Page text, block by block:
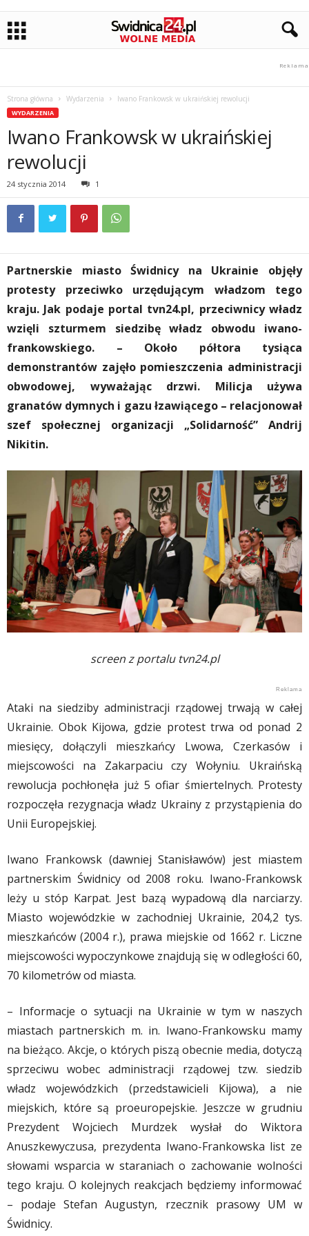
Strona główna Wydarzenia Iwano Frankowsk w ukraińskiej rewolucji
WYDARZENIA
Iwano Frankowsk w ukraińskiej
rewolucji
24 stycznia 2014 1
Partnerskie miasto Świdnicy na Ukrainie objęły
protesty przeciwko urzędującym władzom tego
kraju. Jak podaje portal tvn24.pl, przeciwnicy władz
wzięli szturmem siedzibę władz obwodu iwano-
frankowskiego. – Około półtora tysiąca
demonstrantów zajęło pomieszczenia administracji
obwodowej, wyważając drzwi. Milicja używa
granatów dymnych i gazu łzawiącego – relacjonował
szef społecznej organizacji „Solidarność” Andrij
Nikitin.
screen z portalu tvn24.pl
Ataki na siedziby administracji rządowej trwają w całej
Ukrainie. Obok Kijowa, gdzie protest trwa od ponad 2
miesięcy, dołączyli mieszkańcy Lwowa, Czerkasów i
miejscowości na Zakarpaciu czy Wołyniu. Ukraińską
rewolucja pochłonęła już 5 ofiar śmiertelnych. Protesty
rozpoczęła rezygnacja władz Ukrainy z przystąpienia do
Unii Europejskiej.
Iwano Frankowsk (dawniej Stanisławów) jest miastem
partnerskim Świdnicy od 2008 roku. Iwano-Frankowsk
leży u stóp Karpat. Jest bazą wypadową dla narciarzy.
Miasto wojewódzkie w zachodniej Ukrainie, 204,2 tys.
mieszkańców (2004 r.), prawa miejskie od 1662 r. Liczne
miejscowości wypoczynkowe znajdują się w odległości 60,
70 kilometrów od miasta.
– Informacje o sytuacji na Ukrainie w tym w naszych
miastach partnerskich m. in. Iwano-Frankowsku mamy
na bieżąco. Akcje, o których piszą obecnie media, dotyczą
sprzeciwu wobec administracji rządowej tzw. siedzib
władz wojewódzkich (przedstawicieli Kijowa), a nie
miejskich, które są proeuropejskie. Jeszcze w grudniu
Prezydent Wojciech Murdzek wysłał do Wiktora
Anuszkewyczusa, prezydenta Iwano-Frankowska list ze
słowami wsparcia w staraniach o zachowanie wolności
tego kraju. O kolejnych reakcjach będziemy informować
– podaje Stefan Augustyn, rzecznik prasowy UM w
Świdnicy.